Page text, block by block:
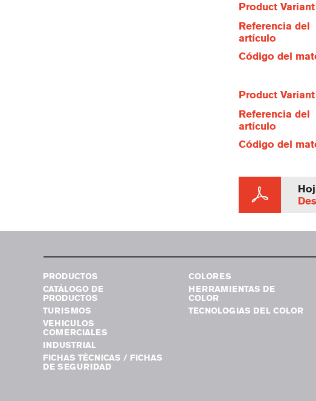
Product Variant
Referencia del
artículo
Código del
Product Variant
Referencia del
artículo
Código del
PRODUCTOS
CATÁLOGO DE
PRODUCTOS
TURISMOS
VEHICULOS
COMERCIALES
INDUSTRIAL
FICHAS TÉCNICAS / FICHAS
DE SEGURIDAD
COLORES
HERRAMIENTAS DE
COLOR
TECNOLOGIAS DEL COLOR